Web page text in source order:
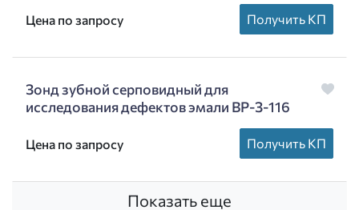
Цена по запросу Получить КП
Зонд зубной серповидный для
исследования дефектов эмали ВР-З-116
Цена по запросу Получить КП
Показать еще